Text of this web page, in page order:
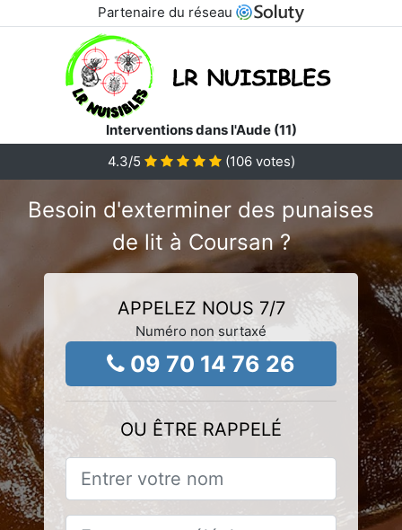
Partenaire du réseau
Interventions dans l'Aude (11)
4.3/5 (106votes)
Besoin d'exterminer des punaises
de lit à Coursan ?
APPELEZ NOUS 7/7
Numéro non surtaxé
09 70 14 76 26
OU ÊTRE RAPPELÉ